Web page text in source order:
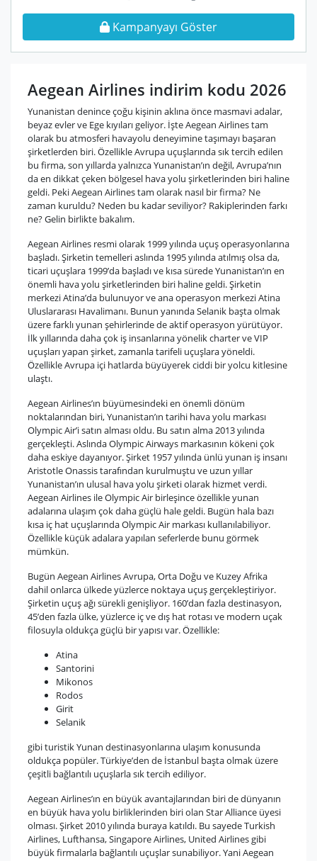
Kampanyayı Göster
Aegean Airlines indirim kodu 2026
Yunanistan denince çoğu kişinin aklına önce masmavi adalar,
beyaz evler ve Ege kıyıları geliyor. İşte Aegean Airlines tam
olarak bu atmosferi havayolu deneyimine taşımayı başaran
şirketlerden biri. Özellikle Avrupa uçuşlarında sık tercih edilen
bu firma, son yıllarda yalnızca Yunanistan’ın değil, Avrupa’nın
da en dikkat çeken bölgesel hava yolu şirketlerinden biri haline
geldi. Peki Aegean Airlines tam olarak nasıl bir firma? Ne
zaman kuruldu? Neden bu kadar seviliyor? Rakiplerinden farkı
ne? Gelin birlikte bakalım.
Aegean Airlines resmi olarak 1999 yılında uçuş operasyonlarına
başladı. Şirketin temelleri aslında 1995 yılında atılmış olsa da,
ticari uçuşlara 1999’da başladı ve kısa sürede Yunanistan’ın en
önemli hava yolu şirketlerinden biri haline geldi. Şirketin
merkezi Atina’da bulunuyor ve ana operasyon merkezi Atina
Uluslararası Havalimanı. Bunun yanında Selanik başta olmak
üzere farklı yunan şehirlerinde de aktif operasyon yürütüyor.
İlk yıllarında daha çok iş insanlarına yönelik charter ve VIP
uçuşları yapan şirket, zamanla tarifeli uçuşlara yöneldi.
Özellikle Avrupa içi hatlarda büyüyerek ciddi bir yolcu kitlesine
ulaştı.
Aegean Airlines’ın büyümesindeki en önemli dönüm
noktalarından biri, Yunanistan’ın tarihi hava yolu markası
Olympic Air’i satın alması oldu. Bu satın alma 2013 yılında
gerçekleşti. Aslında Olympic Airways markasının kökeni çok
daha eskiye dayanıyor. Şirket 1957 yılında ünlü yunan iş insanı
Aristotle Onassis tarafından kurulmuştu ve uzun yıllar
Yunanistan’ın ulusal hava yolu şirketi olarak hizmet verdi.
Aegean Airlines ile Olympic Air birleşince özellikle yunan
adalarına ulaşım çok daha güçlü hale geldi. Bugün hala bazı
kısa iç hat uçuşlarında Olympic Air markası kullanılabiliyor.
Özellikle küçük adalara yapılan seferlerde bunu görmek
mümkün.
Bugün Aegean Airlines Avrupa, Orta Doğu ve Kuzey Afrika
dahil onlarca ülkede yüzlerce noktaya uçuş gerçekleştiriyor.
Şirketin uçuş ağı sürekli genişliyor. 160’dan fazla destinasyon,
45’den fazla ülke, yüzlerce iç ve dış hat rotası ve modern uçak
filosuyla oldukça güçlü bir yapısı var. Özellikle:
Atina
Santorini
Mikonos
Rodos
Girit
Selanik
gibi turistik Yunan destinasyonlarına ulaşım konusunda
oldukça popüler. Türkiye’den de İstanbul başta olmak üzere
çeşitli bağlantılı uçuşlarla sık tercih ediliyor.
Aegean Airlines’ın en büyük avantajlarından biri de dünyanın
en büyük hava yolu birliklerinden biri olan Star Alliance üyesi
olması. Şirket 2010 yılında buraya katıldı. Bu sayede Turkish
Airlines, Lufthansa, Singapore Airlines, United Airlines gibi
büyük firmalarla bağlantılı uçuşlar sunabiliyor. Yani Aegean